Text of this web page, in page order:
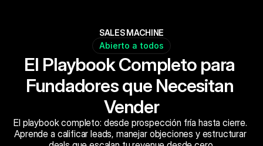
SALES MACHINE
Abierto a todos
El Playbook Completo para
Fundadores que Necesitan
Vender
El playbook completo: desde prospección fría hasta cierre.
Aprende a calificar leads, manejar objeciones y estructurar